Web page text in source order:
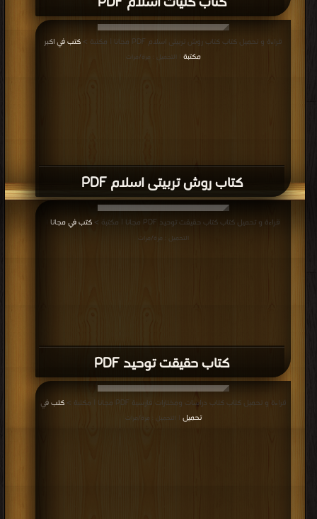
كتاب روش تربیتی اسلام PDF
قراءة و تحميل كتاب كتاب روش تربیتی اسلام PDF مجانا | مكتبة >
كتب في اكبر
مكتبة
| التحميل : مرة/مرات
كتاب حقيقت توحيد PDF
قراءة و تحميل كتاب كتاب حقيقت توحيد PDF مجانا | مكتبة > كتب في مجانا
التحميل : مرة/مرات
قراءة و تحميل كتاب كتاب دراسات ومختارات فارسية PDF مجانا | مكتبة >
كتب في
تحميل
| التحميل : مرة/مرات